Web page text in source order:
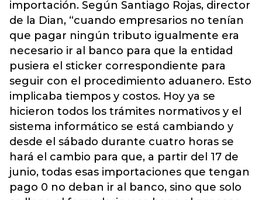
importación. Según Santiago Rojas, director
de la Dian, “cuando empresarios no tenían
que pagar ningún tributo igualmente era
necesario ir al banco para que la entidad
pusiera el sticker correspondiente para
seguir con el procedimiento aduanero. Esto
implicaba tiempos y costos. Hoy ya se
hicieron todos los trámites normativos y el
sistema informático se está cambiando y
desde el sábado durante cuatro horas se
hará el cambio para que, a partir del 17 de
junio, todas esas importaciones que tengan
pago 0 no deban ir al banco, sino que solo